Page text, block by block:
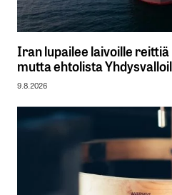
Iran lupailee laivoille
mutta ehtolista
9.8.2026